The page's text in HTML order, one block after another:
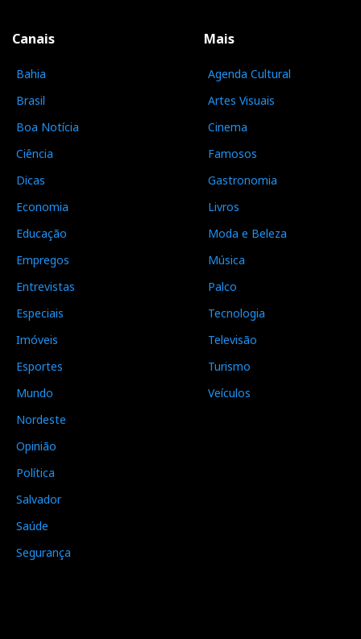
Canais
Bahia
Brasil
Boa Notícia
Ciência
Dicas
Economia
Educação
Empregos
Entrevistas
Especiais
Imóveis
Esportes
Mundo
Nordeste
Opinião
Política
Salvador
Saúde
Segurança
Mais
Agenda Cultural
Artes Visuais
Cinema
Famosos
Gastronomia
Livros
Moda e Beleza
Música
Palco
Tecnologia
Televisão
Turismo
Veículos